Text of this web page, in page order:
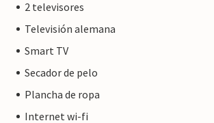
martes, atrae a visitantes de toda la
y disfrutar. Y las hermosas playas de Platja
2 televisores
Televisión alemana
Smart TV
Secador de pelo
Plancha de ropa
Internet wi-fi